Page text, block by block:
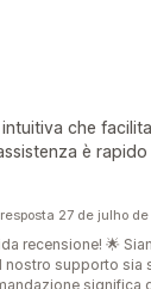
che
è
27 de julho
recensione! 🌟
nostro supporto sia
significa